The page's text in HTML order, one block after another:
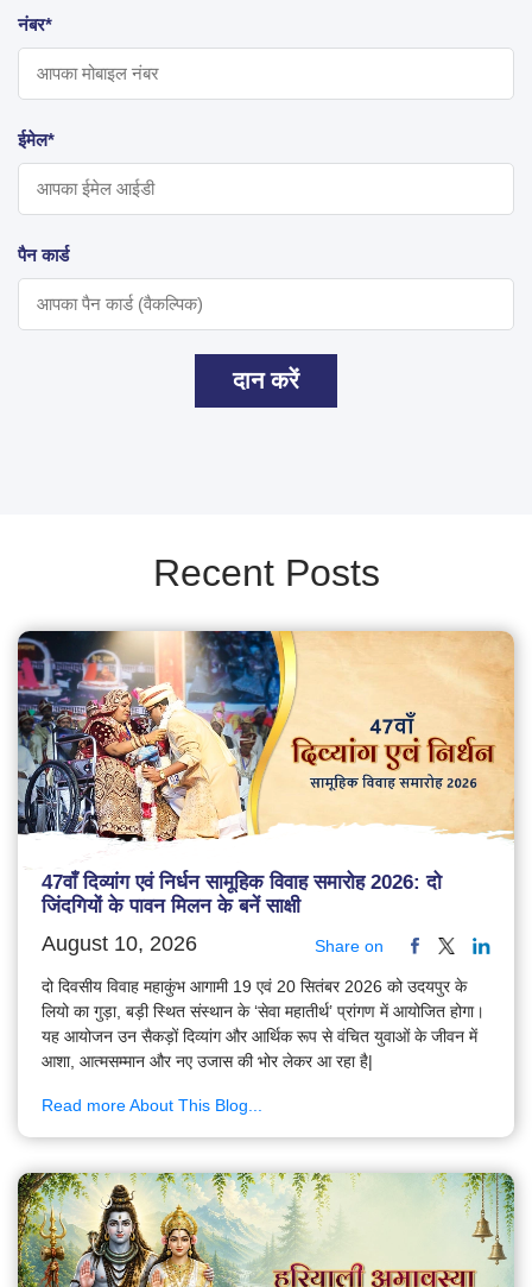
नंबर*
ईमेल*
पैन कार्ड
दान करें
Recent Posts
47वाँ दिव्यांग एवं निर्धन सामूहिक विवाह समारोह 2026: दो
जिंदगियों के पावन मिलन के बनें साक्षी
August 10, 2026 Share on
दो दिवसीय विवाह महाकुंभ आगामी 19 एवं 20 सितंबर 2026 को उदयपुर के
लियो का गुड़ा, बड़ी स्थित संस्थान के ‘सेवा महातीर्थ’ प्रांगण में आयोजित होगा।
यह आयोजन उन सैकड़ों दिव्यांग और आर्थिक रूप से वंचित युवाओं के जीवन में
आशा, आत्मसम्मान और नए उजास की भोर लेकर आ रहा है|
Read more About This Blog...